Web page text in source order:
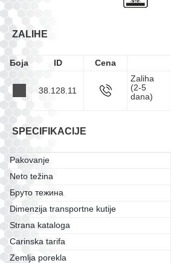
ZALIHE
Боја ID Cena
38.128.11
Zaliha
(2-5
dana)
SPECIFIKACIJE
Pakovanje
Neto težina
Бруто тежина
Dimenzija transportne kutije
Strana kataloga
Carinska tarifa
Zemlja porekla